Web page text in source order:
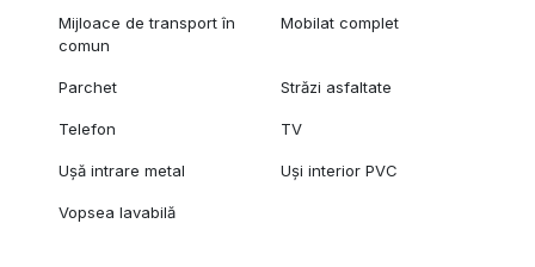
Mijloace de transport în
comun
Mobilat complet
Parchet Străzi asfaltate
Telefon TV
Ușă intrare metal Uși interior PVC
Vopsea lavabilă